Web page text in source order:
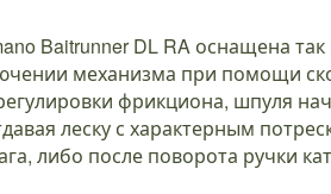
Baitrunner DL RA оснащена
механизма при помощи
фрикциона, шпуля
леску с характерным
либо после поворота ручки